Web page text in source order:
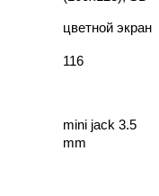
цветной экран
116
mini jack 3.5
mm